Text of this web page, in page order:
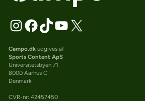
Campo.dkudgives af
Sports Content ApS
Universitetsbyen 71
8000 Aarhus C
Denmark
CVR-nr: 42457450